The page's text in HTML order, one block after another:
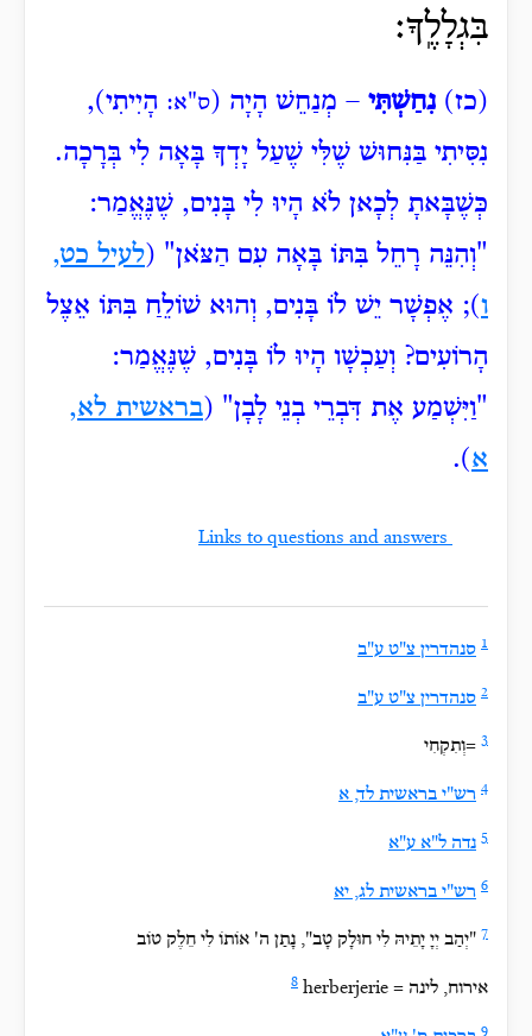
בִּגְלָלֶֽךָ׃
(כז) נִחַשְׁתִּי – מְנַחֵשׁ הָיָה (ס"א: הָיִיתִי),
נִסִּיתִי בַּנִּחוּשׁ שֶׁלִּי שֶׁעַל יָדְךָ בָּאָה לִי בְּרָכָה.
כְּשֶׁבָּאתָ לְכָאן לֹא הָיוּ לִי בָּנִים, שֶׁנֶּאֱמַר:
"וְהִנֵּה רָחֵל בִּתּוֹ בָּאָה עִם הַצֹּאן" (לעיל כט,
ו); אֶפְשָׁר יֵשׁ לוֹ בָּנִים, וְהוּא שׁוֹלֵחַ בִּתּוֹ אֵצֶל
הָרוֹעִים? וְעַכְשָׁו הָיוּ לוֹ בָּנִים, שֶׁנֶּאֱמַר:
"וַיִּשְׁמַע אֶת דִּבְרֵי בְנֵי לָבָן" (בראשית לא,
א).
1 סנהדרין צ"ט ע"ב
2 סנהדרין צ"ט ע"ב
3 =וְתִקְחִי
4 רש"י בראשית לד, א
5 נדה ל"א ע"א
6 רש"י בראשית לג, יא
7 "יְהַב יְיָ יָתֵיהּ לִי חוּלָק טָב", נָתַן ה' אוֹתוֹ לִי חֵלֶק טוֹב
8 herberjerie = אירוח, לינה
9